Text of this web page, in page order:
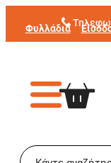
Μετάβαση
στοΦυλλάδια